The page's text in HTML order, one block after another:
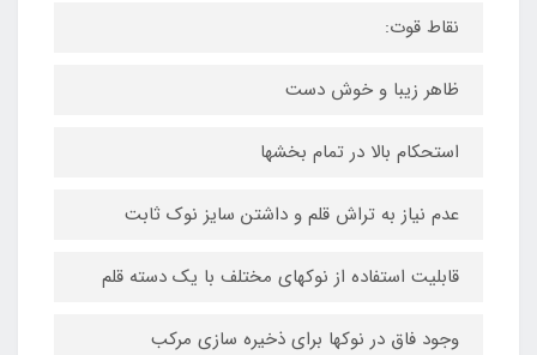
نقاط قوت:
ظاهر زیبا و خوش دست
استحکام بالا در تمام بخشها
عدم نیاز به تراش قلم و داشتن سایز نوک ثابت
قابلیت استفاده از نوکهای مختلف با یک دسته قلم
وجود فاق در نوکها برای ذخیره سازی مرکب